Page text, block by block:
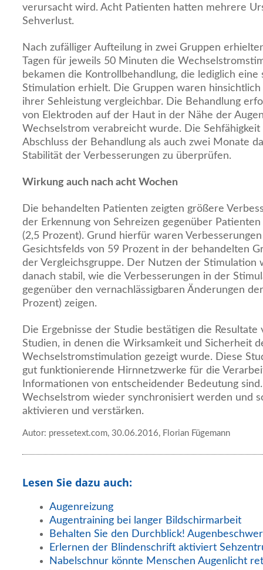
verursacht wird. Acht Patienten hatten mehrere
Sehverlust.
Nach zufälliger Aufteilung in zwei Gruppen
Tagen für jeweils 50 Minuten die
bekamen die Kontrollbehandlung, die lediglich
Stimulation erhielt. Die Gruppen waren
ihrer Sehleistung vergleichbar. Die Behandlung
von Elektroden auf der Haut in der Nähe der
Wechselstrom verabreicht wurde. Die
Abschluss der Behandlung als auch zwei Monate
Stabilität der Verbesserungen zu überprüfen.
Wirkung auch nach acht Wochen
Die behandelten Patienten zeigten größere
der Erkennung von Sehreizen gegenüber
(2,5 Prozent). Grund hierfür waren
Gesichtsfelds von 59 Prozent in der behandelten
der Vergleichsgruppe. Der Nutzen der Stimulation
danach stabil, wie die Verbesserungen in der
gegenüber den vernachlässigbaren Änderungen
Prozent) zeigen.
Die Ergebnisse der Studie bestätigen die
Studien, in denen die Wirksamkeit und Sicherheit
Wechselstromstimulation gezeigt wurde. Diese
gut funktionierende Hirnnetzwerke für die
Informationen von entscheidender Bedeutung
Wechselstrom wieder synchronisiert werden und
aktivieren und verstärken.
Autor: pressetext.com, 30.06.2016, Florian Fügemann
Lesen Sie dazu auch:
Augenreizung
Augentraining bei langer Bildschirmarbeit
Behalten Sie den Durchblick!
Erlernen der Blindenschrift aktiviert
Nabelschnur könnte Menschen Augenlicht